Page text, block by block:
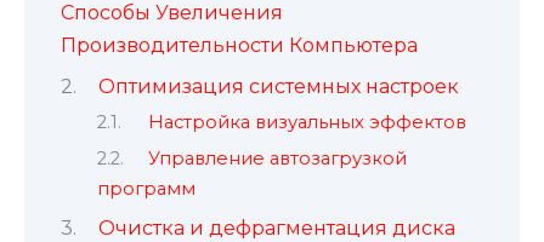
Способы Увеличения
Производительности Компьютера
Оптимизация системных настроек
Настройка визуальных эффектов
Управление автозагрузкой
программ
Очистка и дефрагментация диска